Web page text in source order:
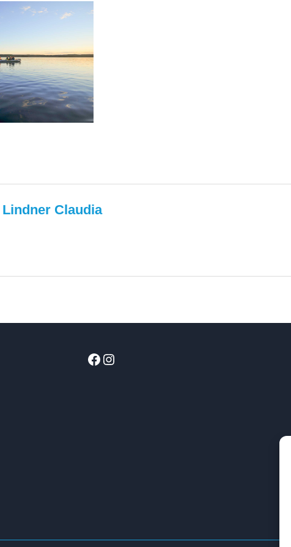
Lindner Claudia
Facebook
Instagram